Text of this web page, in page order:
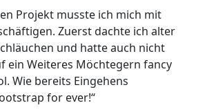
Projekt musste ich mich mit
Zuerst dachte ich alter
und hatte auch nicht
ein Weiteres Möchtegern fancy
Wie bereits Eingehens
for ever!“